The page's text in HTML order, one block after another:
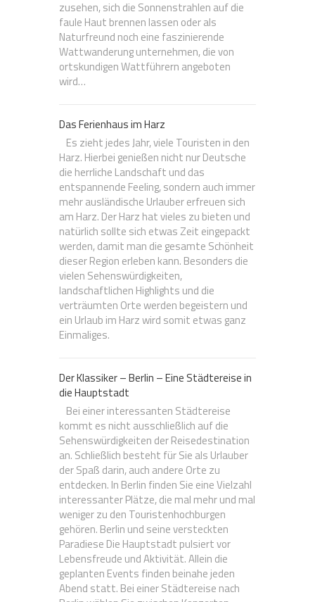
zusehen, sich die Sonnenstrahlen auf die
faule Haut brennen lassen oder als
Naturfreund noch eine faszinierende
Wattwanderung unternehmen, die von
ortskundigen Wattführern angeboten
wird…
Das Ferienhaus im Harz
Es zieht jedes Jahr, viele Touristen in den
Harz. Hierbei genießen nicht nur Deutsche
die herrliche Landschaft und das
entspannende Feeling, sondern auch immer
mehr ausländische Urlauber erfreuen sich
am Harz. Der Harz hat vieles zu bieten und
natürlich sollte sich etwas Zeit eingepackt
werden, damit man die gesamte Schönheit
dieser Region erleben kann. Besonders die
vielen Sehenswürdigkeiten,
landschaftlichen Highlights und die
verträumten Orte werden begeistern und
ein Urlaub im Harz wird somit etwas ganz
Einmaliges.
Der Klassiker – Berlin – Eine Städtereise in
die Hauptstadt
Bei einer interessanten Städtereise
kommt es nicht ausschließlich auf die
Sehenswürdigkeiten der Reisedestination
an. Schließlich besteht für Sie als Urlauber
der Spaß darin, auch andere Orte zu
entdecken. In Berlin finden Sie eine Vielzahl
interessanter Plätze, die mal mehr und mal
weniger zu den Touristenhochburgen
gehören. Berlin und seine versteckten
Paradiese Die Hauptstadt pulsiert vor
Lebensfreude und Aktivität. Allein die
geplanten Events finden beinahe jeden
Abend statt. Bei einer Städtereise nach